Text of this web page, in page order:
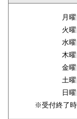
月
火
水
木
金
土
日
※受付終了時